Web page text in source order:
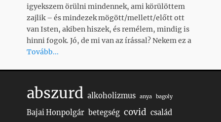
igyekszem örülni mindennek, ami körülöttem
zajlik – és mindezek mögött/mellett/előtt ott
van Isten, akiben hiszek, és remélem, mindig is
hinni fogok. Jó, de mi van az írással? Nekem ez a
Tovább...
abszurd alkoholizmus anya bagoly
Bajai Honpolgár betegség covid család